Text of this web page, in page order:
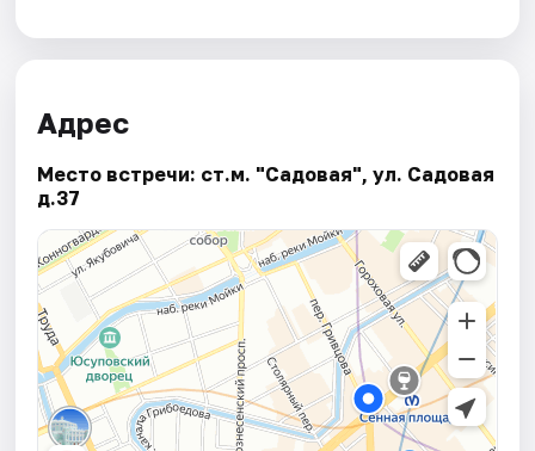
Адрес
Место встречи: ст.м. "Садовая", ул. Садовая
д.37